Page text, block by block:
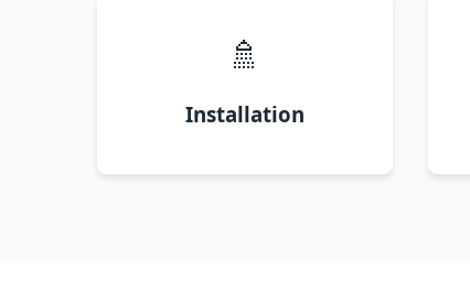
🚿
Installation